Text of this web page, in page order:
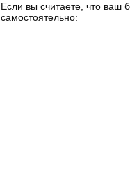
Если вы считаете, что ваш
самостоятельно: